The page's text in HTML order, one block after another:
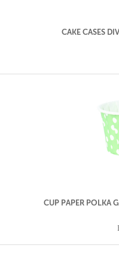
CAKE CASES
CUP PAPER POLKA